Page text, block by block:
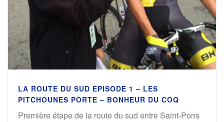
LA ROUTE DU SUD EPISODE 1 – LES
PITCHOUNES PORTE – BONHEUR DU COQ
Première étape de la route du sud entre Saint-Pons